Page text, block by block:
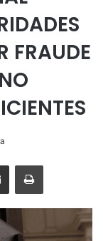
FRAUDE
Enviar vía email Imprimir